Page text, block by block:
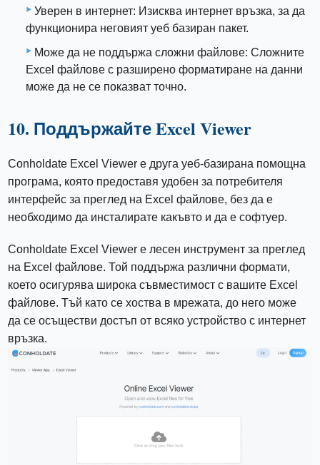
Уверен в интернет: Изисква интернет връзка, за да
функционира неговият уеб базиран пакет.
Може да не поддържа сложни файлове: Сложните
Excel файлове с разширено форматиране на данни
може да не се показват точно.
10. Поддържайте Excel Viewer
Conholdate Excel Viewer е друга уеб-базирана помощна
програма, която предоставя удобен за потребителя
интерфейс за преглед на Excel файлове, без да е
необходимо да инсталирате какъвто и да е софтуер.
Conholdate Excel Viewer е лесен инструмент за преглед
на Excel файлове. Той поддържа различни формати,
което осигурява широка съвместимост с вашите Excel
файлове. Тъй като се хоства в мрежата, до него може
да се осъществи достъп от всяко устройство с интернет
връзка.